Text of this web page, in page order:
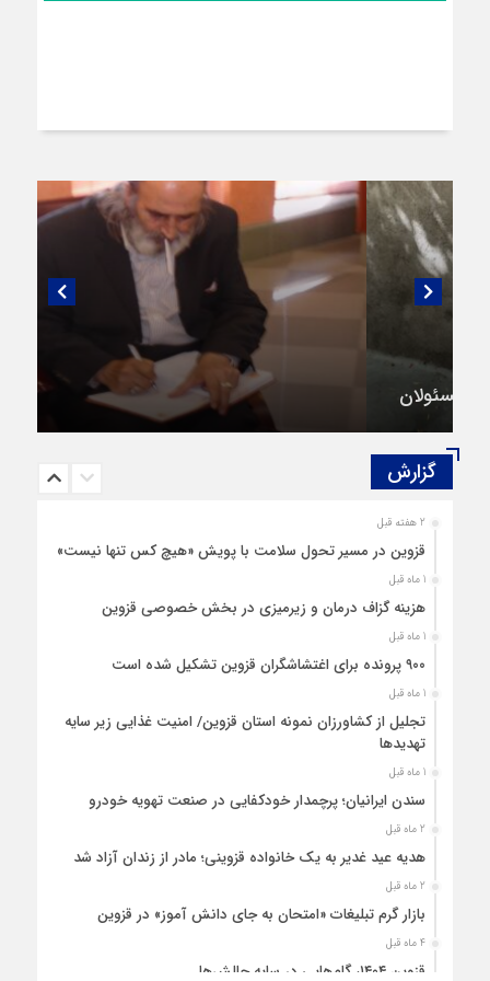
گفتگویی منتشر نشده با پروفسور اهرنجانی،
صاحب نظریه سه‌ شاخگی (۳C)
گزارش‌
2 هفته قبل
قزوین در مسیر تحول سلامت با پویش «هیچ‌ کس تنها نیست»
1 ماه قبل
هزینه‌ گزاف درمان و زیرمیزی در بخش خصوصی قزوین
1 ماه قبل
۹۰۰ پرونده برای اغتشاشگران قزوین تشکیل شده است
1 ماه قبل
تجلیل از کشاورزان نمونه استان قزوین/ امنیت غذایی زیر سایه
تهدیدها
1 ماه قبل
سندن ایرانیان؛ پرچمدار خودکفایی در صنعت تهویه خودرو
2 ماه قبل
هدیه عید غدیر به یک خانواده قزوینی؛ مادر از زندان آزاد شد
2 ماه قبل
بازار گرم تبلیغات «امتحان به جای دانش‌ آموز» در قزوین
4 ماه قبل
قزوین ۱۴۰۴، گام‌هایی در سایه چالش‌ها